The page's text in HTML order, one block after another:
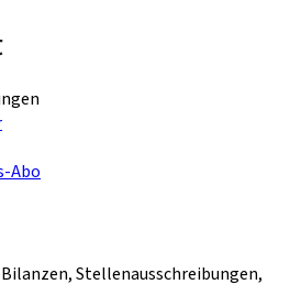
Abo
Stellenausschreibungen,